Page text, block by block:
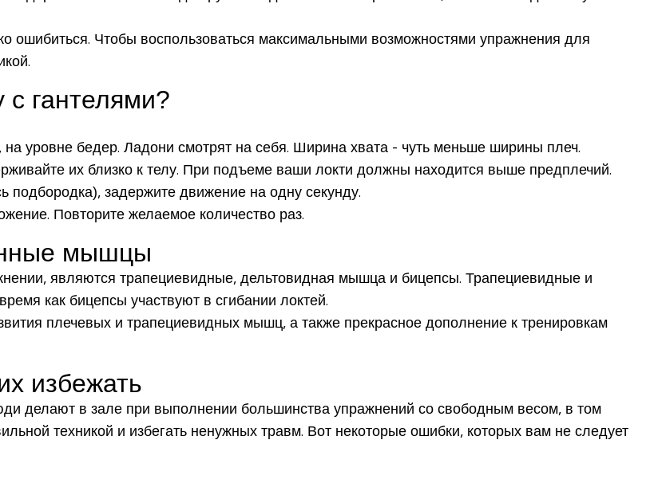
ошибиться. Чтобы воспользоваться максимальными возможностями упражнения для
с гантелями?
уровне бедер. Ладони смотрят на себя. Ширина хвата - чуть меньше ширины плеч.
их близко к телу. При подъеме ваши локти должны находится выше предплечий.
подбородка), задержите движение на одну секунду.
Повторите желаемое количество раз.
мышцы
являются трапециевидные, дельтовидная мышца и бицепсы. Трапециевидные и
как бицепсы участвуют в сгибании локтей.
плечевых и трапециевидных мышц, а также прекрасное дополнение к тренировкам
избежать
делают в зале при выполнении большинства упражнений со свободным весом, в том
техникой и избегать ненужных травм. Вот некоторые ошибки, которых вам не следует